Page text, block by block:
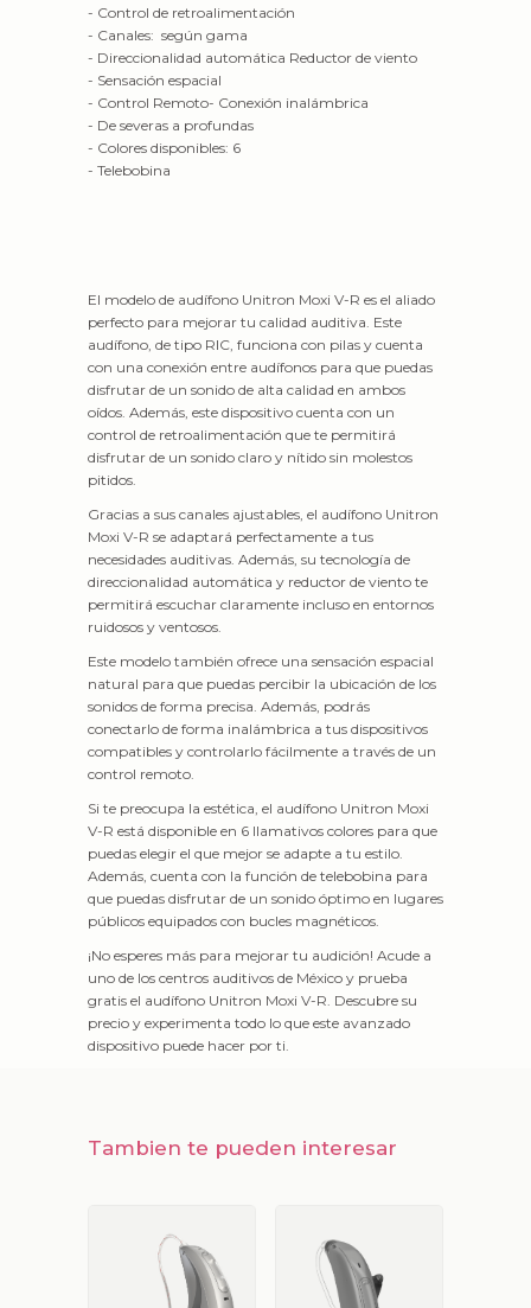
- Control de retroalimentación
- Canales: según gama
- Direccionalidad automática Reductor de viento
- Sensación espacial
- Control Remoto- Conexión inalámbrica
- De severas a profundas
- Colores disponibles: 6
- Telebobina
El modelo de audífono Unitron Moxi V-R es el aliado
perfecto para mejorar tu calidad auditiva. Este
audífono, de tipo RIC, funciona con pilas y cuenta
con una conexión entre audífonos para que puedas
disfrutar de un sonido de alta calidad en ambos
oídos. Además, este dispositivo cuenta con un
control de retroalimentación que te permitirá
disfrutar de un sonido claro y nítido sin molestos
pitidos.
Gracias a sus canales ajustables, el audífono Unitron
Moxi V-R se adaptará perfectamente a tus
necesidades auditivas. Además, su tecnología de
direccionalidad automática y reductor de viento te
permitirá escuchar claramente incluso en entornos
ruidosos y ventosos.
Este modelo también ofrece una sensación espacial
natural para que puedas percibir la ubicación de los
sonidos de forma precisa. Además, podrás
conectarlo de forma inalámbrica a tus dispositivos
compatibles y controlarlo fácilmente a través de un
control remoto.
Si te preocupa la estética, el audífono Unitron Moxi
V-R está disponible en 6 llamativos colores para que
puedas elegir el que mejor se adapte a tu estilo.
Además, cuenta con la función de telebobina para
que puedas disfrutar de un sonido óptimo en lugares
públicos equipados con bucles magnéticos.
¡No esperes más para mejorar tu audición! Acude a
uno de los centros auditivos de México y prueba
gratis el audífono Unitron Moxi V-R. Descubre su
precio y experimenta todo lo que este avanzado
dispositivo puede hacer por ti.
Tambien te pueden interesar